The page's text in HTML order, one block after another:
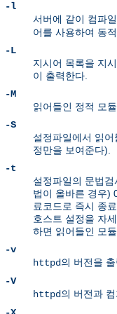
-l
서버에 같이 컴파
어를 사용하여 동
-L
지시어 목록을 지
이 출력한다.
-M
읽어들인 정적 모
-S
설정파일에서 읽
정만을 보여준다).
-t
설정파일의 문법
법이 올바른 경우)
료코드로 즉시 종
호스트 설정을 자
하면 읽어들인 모
-v
httpd의 버전을
-V
httpd의 버전과